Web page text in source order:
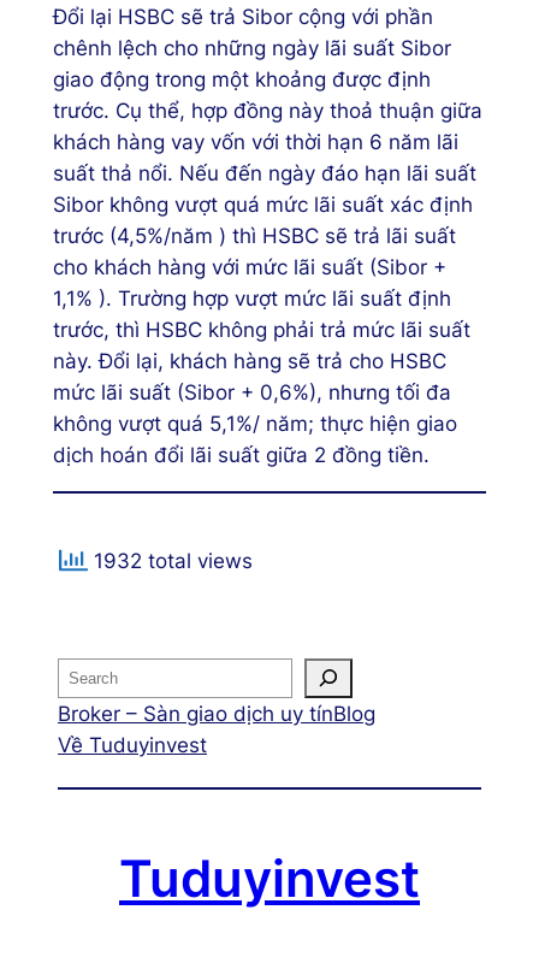
Đổi lại HSBC sẽ trả Sibor cộng với phần
chênh lệch cho những ngày lãi suất Sibor
giao động trong một khoảng được định
trước. Cụ thể, hợp đồng này thoả thuận giữa
khách hàng vay vốn với thời hạn 6 năm lãi
suất thả nổi. Nếu đến ngày đáo hạn lãi suất
Sibor không vượt quá mức lãi suất xác định
trước (4,5%/năm ) thì HSBC sẽ trả lãi suất
cho khách hàng với mức lãi suất (Sibor +
1,1% ). Trường hợp vượt mức lãi suất định
trước, thì HSBC không phải trả mức lãi suất
này. Đổi lại, khách hàng sẽ trả cho HSBC
mức lãi suất (Sibor + 0,6%), nhưng tối đa
không vượt quá 5,1%/ năm; thực hiện giao
dịch hoán đổi lãi suất giữa 2 đồng tiền.
1932 total views
Broker – Sàn giao dịch uy tínBlog
Về Tuduyinvest
Tuduyinvest